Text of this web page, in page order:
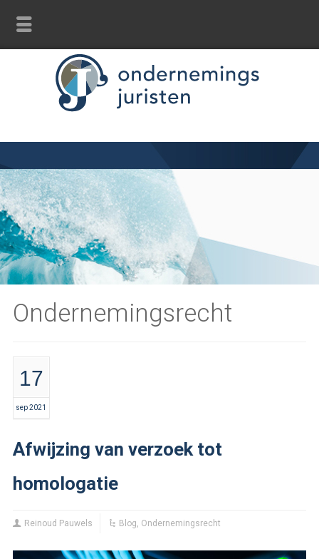
Ondernemingsrecht
17
sep 2021
Afwijzing van verzoek tot
homologatie
Reinoud Pauwels Blog, Ondernemingsrecht